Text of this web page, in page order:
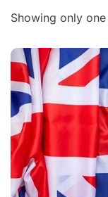
Showing only